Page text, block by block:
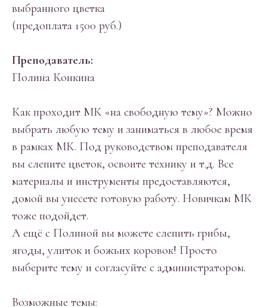
выбранного цветка
(предоплата 1500 руб.)
Преподаватель:
Полина Конкина
Как проходит МК «на свободную тему»? Можно
выбрать любую тему и заниматься в любое время
в рамках МК. Под руководством преподавателя
вы слепите цветок, освоите технику и т.д. Все
материалы и инструменты предоставляются,
домой вы унесете готовую работу. Новичкам МК
тоже подойдет.
А ещё с Полиной вы можете слепить грибы,
ягоды, улиток и божьих коровок! Просто
выберите тему и согласуйте с администратором.
Возможные темы: